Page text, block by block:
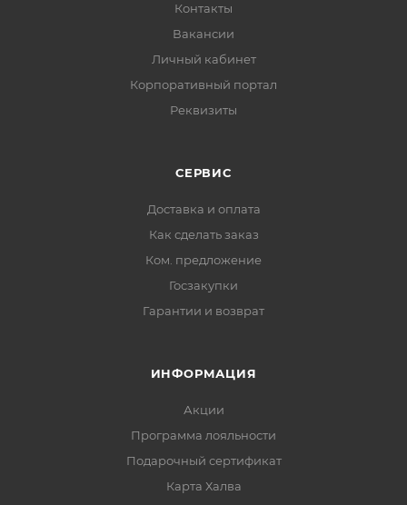
Контакты
Вакансии
Личный кабинет
Корпоративный портал
Реквизиты
СЕРВИС
Доставка и оплата
Как сделать заказ
Ком. предложение
Госзакупки
Гарантии и возврат
ИНФОРМАЦИЯ
Акции
Программа лояльности
Подарочный сертификат
Карта Халва